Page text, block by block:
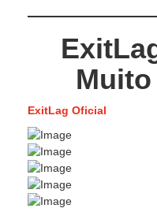
ExitLag Oficial